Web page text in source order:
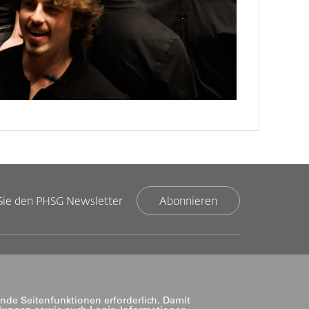
den PHSG Newsletter Abonnieren
Seitenfunktionen erforderlich. Damit